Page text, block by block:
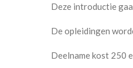
Deze introductie
De opleidingen
Deelname kost 250